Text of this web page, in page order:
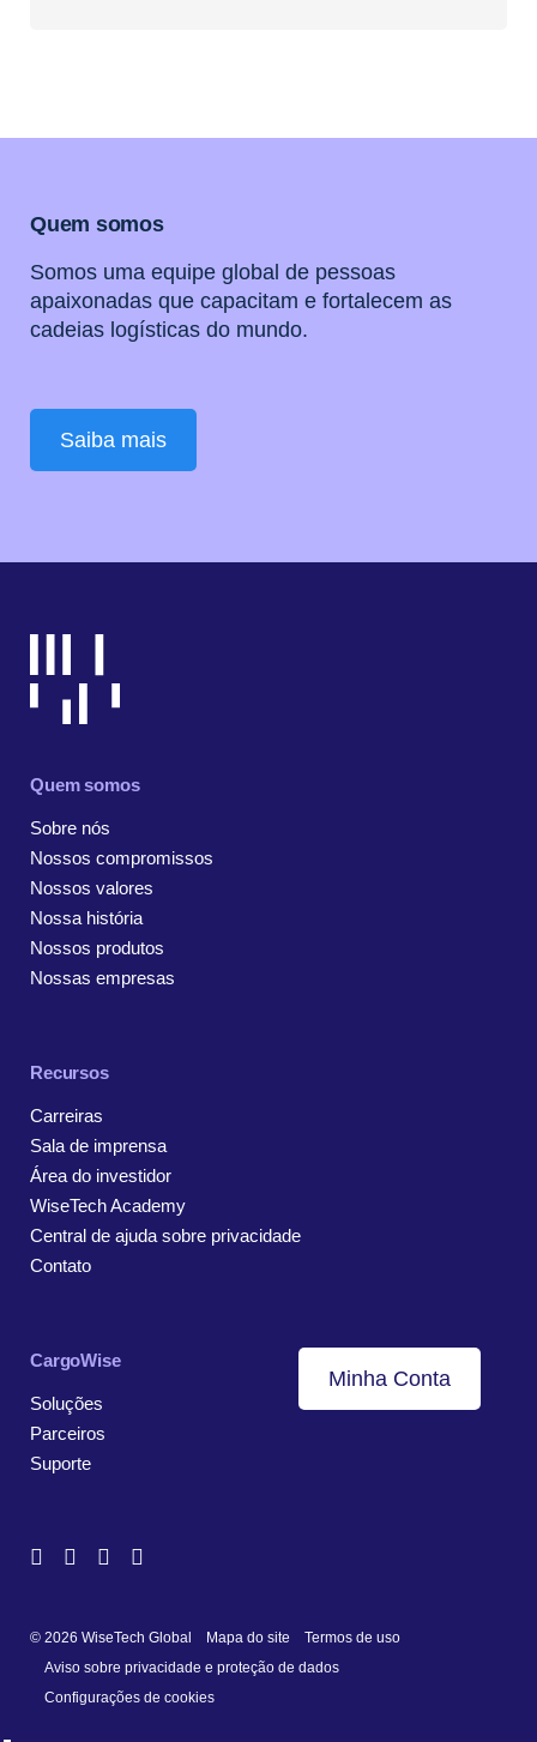
Quem somos
Somos uma equipe global de pessoas
apaixonadas que capacitam e fortalecem as
cadeias logísticas do mundo.
Saiba mais
Quem somos
Sobre nós
Nossos compromissos
Nossos valores
Nossa história
Nossos produtos
Nossas empresas
Recursos
Carreiras
Sala de imprensa
Área do investidor
WiseTech Academy
Central de ajuda sobre privacidade
Contato
CargoWise
Soluções
Parceiros
Suporte
Minha Conta
© 2026 WiseTech Global Mapa do site
Termos de uso
Aviso sobre privacidade e proteção de dados
Configurações de cookies